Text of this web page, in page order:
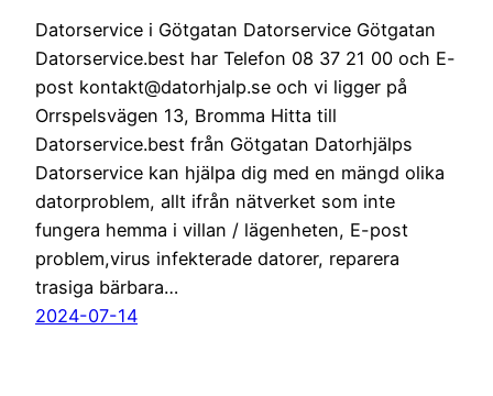
Datorservice i Götgatan Datorservice Götgatan
Datorservice.best har Telefon 08 37 21 00 och E-
post kontakt@datorhjalp.se och vi ligger på
Orrspelsvägen 13, Bromma Hitta till
Datorservice.best från Götgatan Datorhjälps
Datorservice kan hjälpa dig med en mängd olika
datorproblem, allt ifrån nätverket som inte
fungera hemma i villan / lägenheten, E-post
problem,virus infekterade datorer, reparera
trasiga bärbara…
2024-07-14